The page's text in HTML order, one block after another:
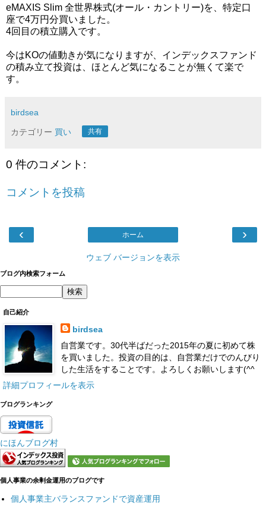
eMAXIS Slim 全世界株式(オール・カントリー)を、特定口
座で4万円分買いました。
4回目の積立購入です。
今はKOの値動きが気になりますが、インデックスファンド
の積み立て投資は、ほとんど気になることが無くて楽で
す。
birdsea
カテゴリー 買い 共有
0 件のコメント:
コメントを投稿
‹ ›
ホーム
ウェブ バージョンを表示
ブログ内検索フォーム
自己紹介
birdsea
自営業です。30代半ばだった2015年の夏に初めて株
を買いました。投資の目的は、自営業だけでのんびり
した生活をすることです。よろしくお願いします(^^
詳細プロフィールを表示
ブログランキング
にほんブログ村
個人事業の余剰金運用のブログです
個人事業主バランスファンドで資産運用